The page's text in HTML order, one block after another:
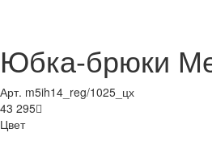
Юбка-брюки
Арт. m5ih14_reg/1025_цх
43 295
Цвет